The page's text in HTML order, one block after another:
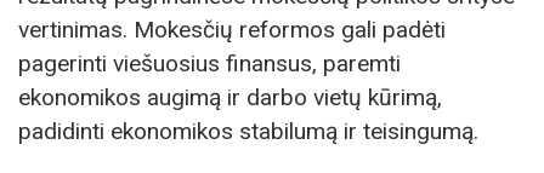
vertinimas. Mokesčių reformos gali padėti
pagerinti viešuosius finansus, paremti
ekonomikos augimą ir darbo vietų kūrimą,
padidinti ekonomikos stabilumą ir teisingumą.